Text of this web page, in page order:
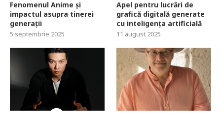
Fenomenul Anime și
impactul asupra tinerei
generații
5 septembrie 2025
Apel pentru lucrări de
grafică digitală generate
cu inteligența artificială
11 august 2025